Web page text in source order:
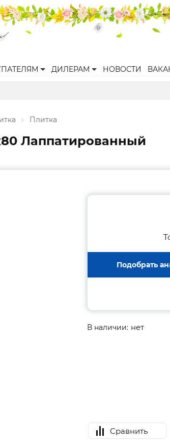
ДИЛЕРАМ НОВОСТИ
Плитка
Лаппатированный
Подобрать
В наличии: нет
Сравнить